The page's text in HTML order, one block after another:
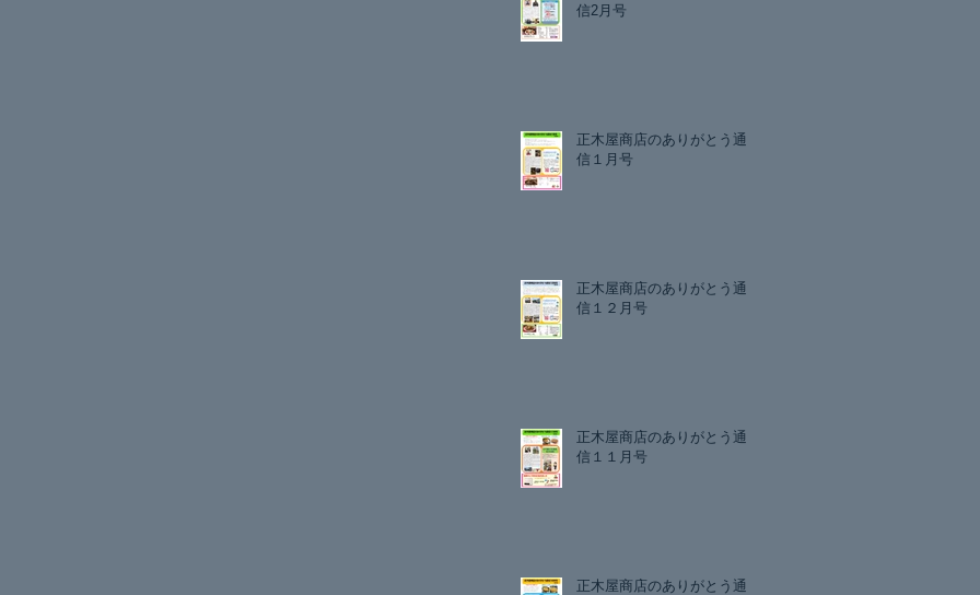
信2月号
正木屋商店のありがとう通
信１月号
正木屋商店のありがとう通
信１２月号
正木屋商店のありがとう通
信１１月号
正木屋商店のありがとう通